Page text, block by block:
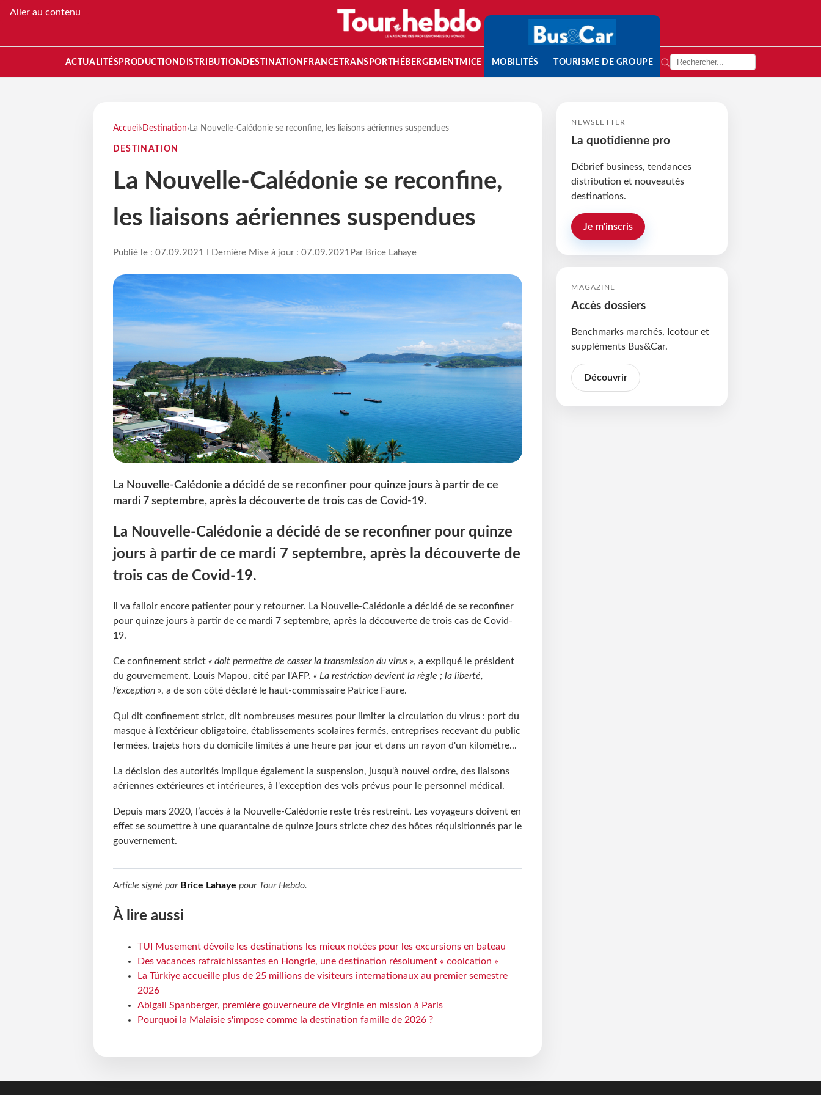
Aller au contenu
ACTUALITÉS PRODUCTION DISTRIBUTION DESTINATION FRANCETRANSPORT HÉBERGEMENTMICE MOBILITÉS TOURISME DE GROUPE
Accueil › Destination› La Nouvelle-Calédonie se reconfine, les liaisons aériennes suspendues
DESTINATION
La Nouvelle-Calédonie se reconfine,
les liaisons aériennes suspendues
Publié le : 07.09.2021 I Dernière Mise à jour : 07.09.2021 Par Brice Lahaye
La Nouvelle-Calédonie a décidé de se reconfiner pour quinze jours à partir de ce
mardi 7 septembre, après la découverte de trois cas de Covid-19.
La Nouvelle-Calédonie a décidé de se reconfiner pour quinze
jours à partir de ce mardi 7 septembre, après la découverte de
trois cas de Covid-19.
Il va falloir encore patienter pour y retourner. La Nouvelle-Calédonie a décidé de se reconfiner
pour quinze jours à partir de ce mardi 7 septembre, après la découverte de trois cas de Covid-
19.
Ce confinement strict « doit permettre de casser la transmission du virus », a expliqué le président
du gouvernement, Louis Mapou, cité par l'AFP. « La restriction devient la règle ; la liberté,
l’exception », a de son côté déclaré le haut-commissaire Patrice Faure.
Qui dit confinement strict, dit nombreuses mesures pour limiter la circulation du virus : port du
masque à l’extérieur obligatoire, établissements scolaires fermés, entreprises recevant du public
fermées, trajets hors du domicile limités à une heure par jour et dans un rayon d'un kilomètre...
La décision des autorités implique également la suspension, jusqu'à nouvel ordre, des liaisons
aériennes extérieures et intérieures, à l'exception des vols prévus pour le personnel médical.
Depuis mars 2020, l’accès à la Nouvelle-Calédonie reste très restreint. Les voyageurs doivent en
effet se soumettre à une quarantaine de quinze jours stricte chez des hôtes réquisitionnés par le
gouvernement.
Article signé par Brice Lahaye pour Tour Hebdo.
À lire aussi
TUI Musement dévoile les destinations les mieux notées pour les excursions en bateau
Des vacances rafraîchissantes en Hongrie, une destination résolument « coolcation »
La Türkiye accueille plus de 25 millions de visiteurs internationaux au premier semestre
2026
Abigail Spanberger, première gouverneure de Virginie en mission à Paris
Pourquoi la Malaisie s'impose comme la destination famille de 2026 ?
NEWSLETTER
La quotidienne pro
Débrief business, tendances
distribution et nouveautés
destinations.
Je m'inscris
MAGAZINE
Accès dossiers
Benchmarks marchés, Icotour et
suppléments Bus&Car.
Découvrir